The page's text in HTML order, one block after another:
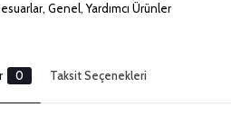
, Genel,Yardımcı Ürünler
0 Taksit Seçenekleri